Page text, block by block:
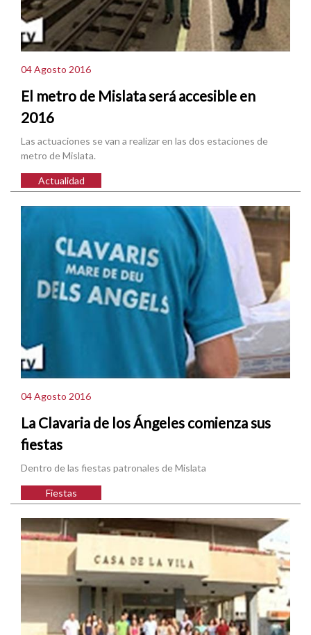
04 Agosto 2016
El metro de Mislata será accesible en
2016
Las actuaciones se van a realizar en las dos estaciones de
metro de Mislata.
Actualidad
04 Agosto 2016
La Clavaria de los Ángeles comienza sus
fiestas
Dentro de las fiestas patronales de Mislata
Fiestas